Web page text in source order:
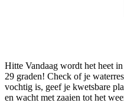
Hitte Vandaag wordt het heet
29 graden! Check of je
vochtig is, geef je kwetsbare
en wacht met zaaien tot het